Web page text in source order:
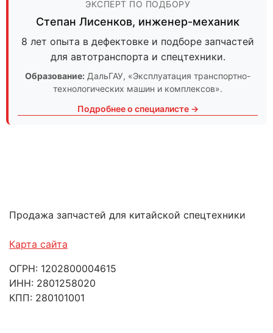
ЭКСПЕРТ ПО ПОДБОРУ
Степан Лисенков, инженер-механик
8 лет опыта в дефектовке и подборе запчастей
для автотранспорта и спецтехники.
Образование: ДальГАУ, «Эксплуатация транспортно-
технологических машин и комплексов».
Подробнее о специалисте →
Продажа запчастей для китайской спецтехники
Карта сайта
ОГРН: 1202800004615
ИНН: 2801258020
КПП: 280101001